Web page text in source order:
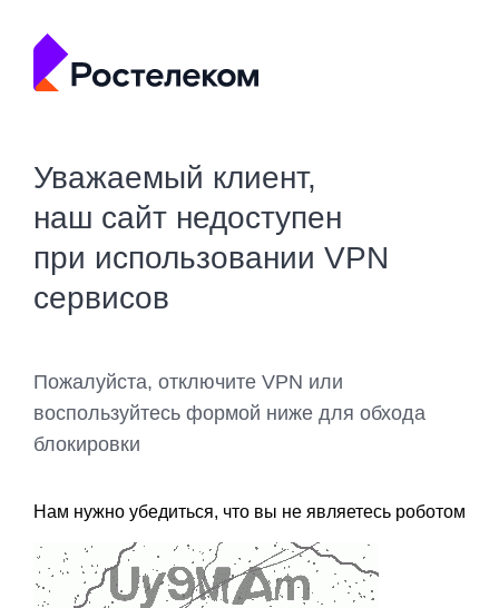
Уважаемый клиент,
наш сайт недоступен
при использовании VPN
сервисов
Пожалуйста, отключите VPN или
воспользуйтесь формой ниже для обхода
блокировки
Нам нужно убедиться, что вы не являетесь роботом